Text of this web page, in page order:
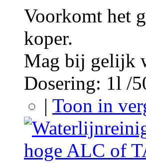
Voorkomt het
koper.
Mag bij gelijk
Dosering: 1l /
| Toon in